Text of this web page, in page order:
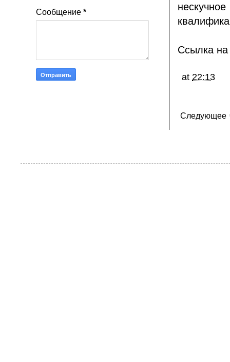
Ссылка на
at 22:13
Следующее
Сообщение *